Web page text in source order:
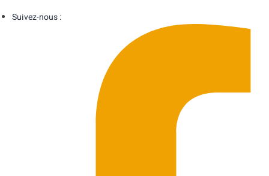
Suivez-nous :